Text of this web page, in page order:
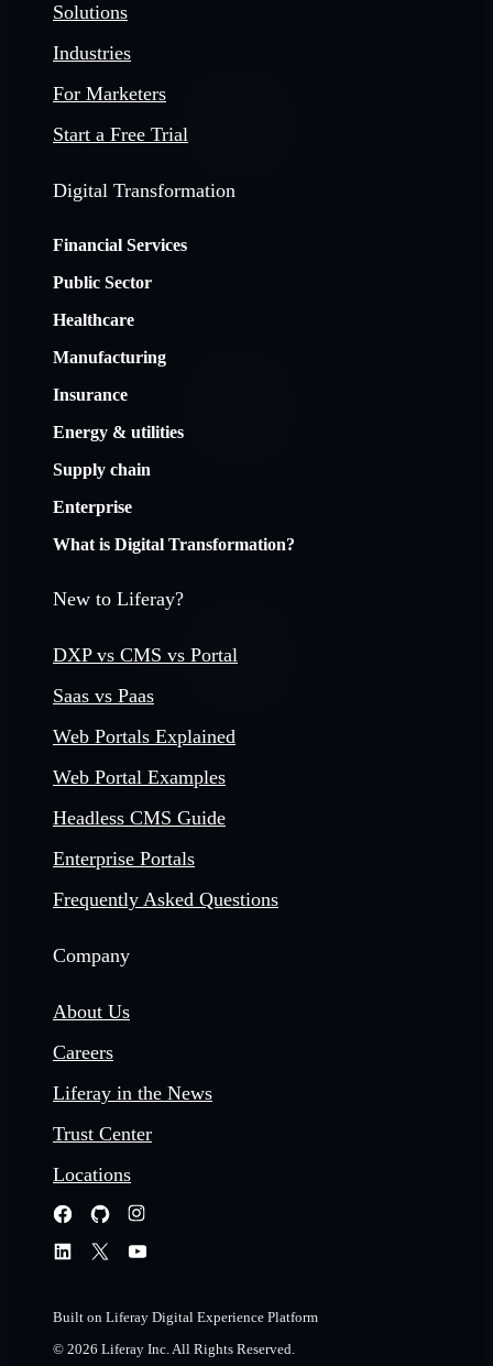
Solutions
Industries
For Marketers
Start a Free Trial
Digital Transformation
Financial Services
Public Sector
Healthcare
Manufacturing
Insurance
Energy & utilities
Supply chain
Enterprise
What is Digital Transformation?
New to Liferay?
DXP vs CMS vs Portal
Saas vs Paas
Web Portals Explained
Web Portal Examples
Headless CMS Guide
Enterprise Portals
Frequently Asked Questions
Company
About Us
Careers
Liferay in the News
Trust Center
Locations
Built on Liferay Digital Experience Platform
© 2026 Liferay Inc. All Rights Reserved.